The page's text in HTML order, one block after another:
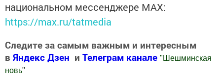
национальном мессенджере MАХ:
https://max.ru/tatmedia
Следите за самым важным и интересным
в Яндекс Дзен и Телеграм канале " Шешминская
новь"